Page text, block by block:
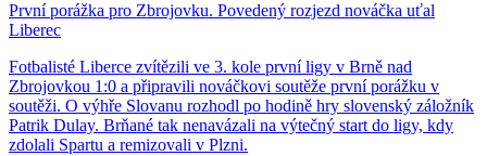
První porážka pro Zbrojovku. Povedený rozjezd nováčka uťal
Liberec
Fotbalisté Liberce zvítězili ve 3. kole první ligy v Brně nad
Zbrojovkou 1:0 a připravili nováčkovi soutěže první porážku v
soutěži. O výhře Slovanu rozhodl po hodině hry slovenský záložník
Patrik Dulay. Brňané tak nenavázali na výtečný start do ligy, kdy
zdolali Spartu a remizovali v Plzni.